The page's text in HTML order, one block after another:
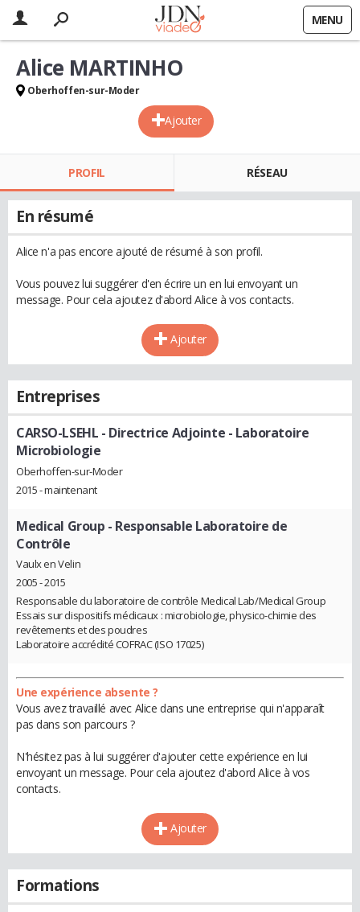
MENU
Ajouter
Alice MARTINHO
Oberhoffen-sur-Moder
PROFIL RÉSEAU
En résumé
Alice n'a pas encore ajouté de résumé à son profil.
Vous pouvez lui suggérer d'en écrire un en lui envoyant un
message. Pour cela ajoutez d'abord Alice à vos contacts.
Ajouter
Entreprises
CARSO-LSEHL - Directrice Adjointe - Laboratoire
Microbiologie
Oberhoffen-sur-Moder
2015 - maintenant
Medical Group - Responsable Laboratoire de
Contrôle
Vaulx en Velin
2005 - 2015
Responsable du laboratoire de contrôle Medical Lab/Medical Group
Essais sur dispositifs médicaux : microbiologie, physico-chimie des
revêtements et des poudres
Laboratoire accrédité COFRAC (ISO 17025)
Une expérience absente ?
Vous avez travaillé avec Alice dans une entreprise qui n'apparaît
pas dans son parcours ?
N'hésitez pas à lui suggérer d'ajouter cette expérience en lui
envoyant un message. Pour cela ajoutez d'abord Alice à vos
contacts.
Ajouter
Formations